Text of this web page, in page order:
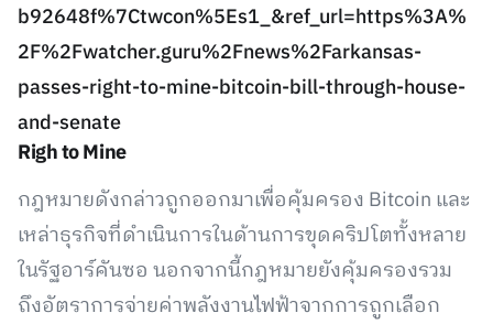
b92648f%7Ctwcon%5Es1_&ref_url=https%3A%
2F%2Fwatcher.guru%2Fnews%2Farkansas-
passes-right-to-mine-bitcoin-bill-through-house-
and-senate
Righ to Mine
กฎหมายดังกล่าวถูกออกมาเพื่อคุ้มครอง Bitcoin และ
เหล่าธุรกิจที่ดำเนินการในด้านการขุดคริปโตทั้งหลาย
ในรัฐอาร์คันซอ นอกจากนี้กฎหมายยังคุ้มครองรวม
ถึงอัตราการจ่ายค่าพลังงานไฟฟ้าจากการถูกเลือก